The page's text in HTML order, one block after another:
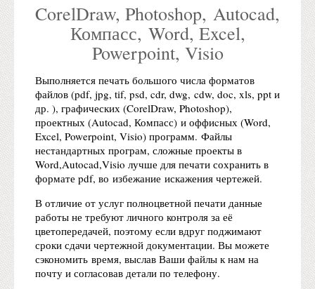
CorelDraw, Photoshop, Autocad,
Компасс, Word, Excel,
Powerpoint, Visio
Выполняется печать большого числа форматов
файлов (pdf, jpg, tif, psd, cdr, dwg, cdw, doc, xls, ppt и
др. ), графических (CorelDraw, Photoshop),
проектных (Autocad, Компасс) и оффиcных (Word,
Excel, Powerpoint, Visio) программ. Файлы
нестандартных програм, сложные проекты в
Word,Autocad,Visio лучше для печати сохранить в
формате pdf, во избежание искажения чертежей.
В отличие от услуг полноцветной печати данные
работы не требуют личного контроля за её
цветопередачей, поэтому если вдруг поджимают
сроки сдачи чертежной документации. Вы можете
сэкономить время, выслав Ваши файлы к нам на
почту и согласовав детали по телефону.